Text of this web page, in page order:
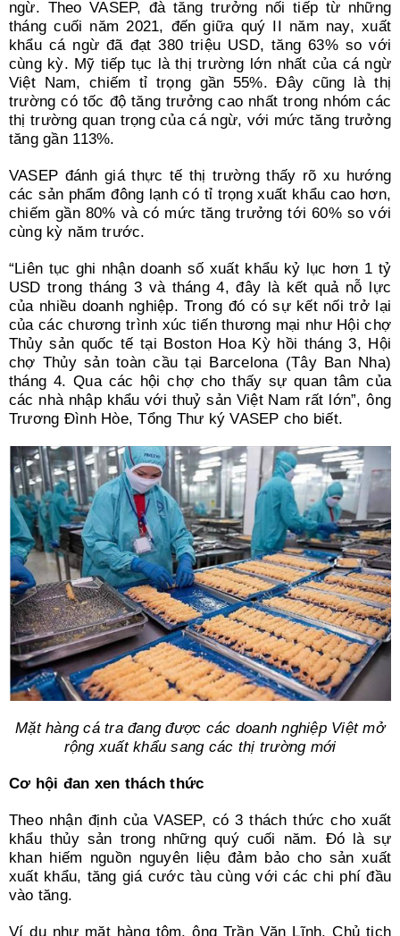
ngừ. Theo VASEP, đà tăng trưởng nối tiếp từ những
tháng cuối năm 2021, đến giữa quý II năm nay, xuất
khẩu cá ngừ đã đạt 380 triệu USD, tăng 63% so với
cùng kỳ. Mỹ tiếp tục là thị trường lớn nhất của cá ngừ
Việt Nam, chiếm tỉ trọng gần 55%. Đây cũng là thị
trường có tốc độ tăng trưởng cao nhất trong nhóm các
thị trường quan trọng của cá ngừ, với mức tăng trưởng
tăng gần 113%.
VASEP đánh giá thực tế thị trường thấy rõ xu hướng
các sản phẩm đông lạnh có tỉ trọng xuất khẩu cao hơn,
chiếm gần 80% và có mức tăng trưởng tới 60% so với
cùng kỳ năm trước.
“Liên tục ghi nhận doanh số xuất khẩu kỷ lục hơn 1 tỷ
USD trong tháng 3 và tháng 4, đây là kết quả nỗ lực
của nhiều doanh nghiệp. Trong đó có sự kết nối trở lại
của các chương trình xúc tiến thương mại như Hội chợ
Thủy sản quốc tế tại Boston Hoa Kỳ hồi tháng 3, Hội
chợ Thủy sản toàn cầu tại Barcelona (Tây Ban Nha)
tháng 4. Qua các hội chợ cho thấy sự quan tâm của
các nhà nhập khẩu với thuỷ sản Việt Nam rất lớn”, ông
Trương Đình Hòe, Tổng Thư ký VASEP cho biết.
Mặt hàng cá tra đang được các doanh nghiệp Việt mở
rộng xuất khẩu sang các thị trường mới
Cơ hội đan xen thách thức
Theo nhận định của VASEP, có 3 thách thức cho xuất
khẩu thủy sản trong những quý cuối năm. Đó là sự
khan hiếm nguồn nguyên liệu đảm bảo cho sản xuất
xuất khẩu, tăng giá cước tàu cùng với các chi phí đầu
vào tăng.
Ví dụ như mặt hàng tôm, ông Trần Văn Lĩnh, Chủ tịch